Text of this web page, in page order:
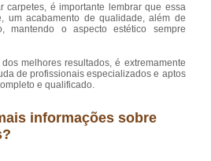
carpetes, é importante lembrar que essa
um acabamento de qualidade, além de
mantendo o aspecto estético sempre
melhores resultados, é extremamente
de profissionais especializados e aptos
e qualificado.
informações sobre